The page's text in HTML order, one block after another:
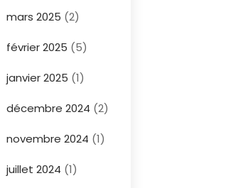
mars 2025 (2)
février 2025 (5)
janvier 2025 (1)
décembre 2024 (2)
novembre 2024 (1)
juillet 2024 (1)